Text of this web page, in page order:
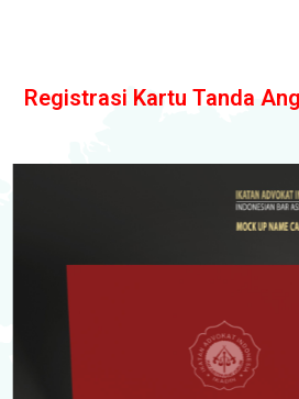
Registrasi Kartu Tanda